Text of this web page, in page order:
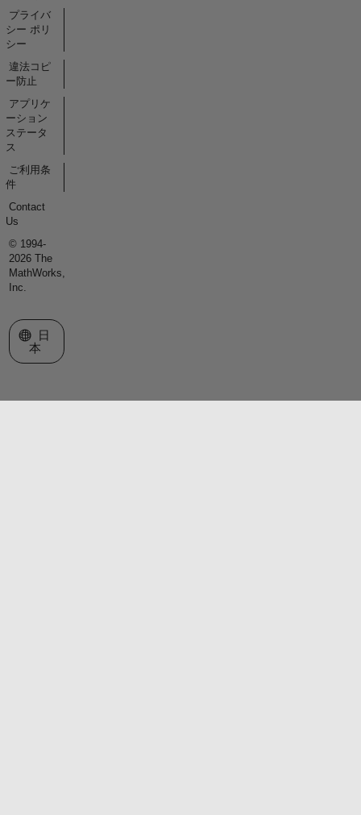
プライバ
シー ポリ
シー
違法コピ
ー防止
アプリケ
ーション
ステータ
ス
ご利用条
件
Contact
Us
© 1994-
2026 The
MathWorks,
Inc.
Web サイトの選択
日
本